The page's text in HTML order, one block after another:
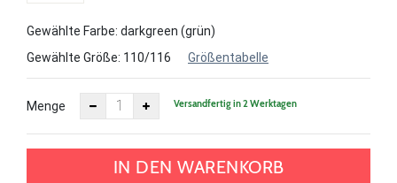
Gewählte Farbe: darkgreen (grün)
Gewählte Größe: 110/116 Größentabelle
Menge Versandfertig in 2 Werktagen
IN DEN WARENKORB